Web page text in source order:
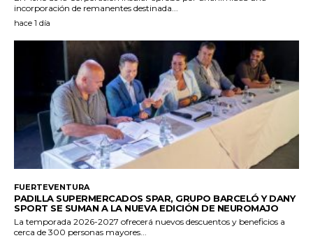
incorporación de remanentes destinada...
hace 1 día
FUERTEVENTURA
PADILLA SUPERMERCADOS SPAR, GRUPO BARCELÓ Y DANY
SPORT SE SUMAN A LA NUEVA EDICIÓN DE NEUROMAJO
La temporada 2026-2027 ofrecerá nuevos descuentos y beneficios a
cerca de 300 personas mayores...